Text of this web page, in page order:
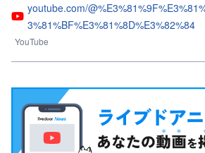
youtube.com/
3%81%BF%E3%81%8D%E3%82%84
YouTube